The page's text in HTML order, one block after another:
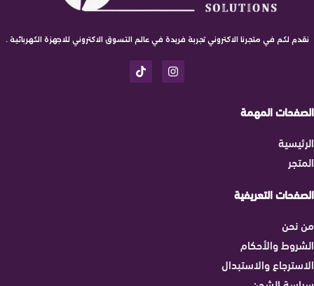
نقدم لكم في متجرنا الاكتروني تجربة فريدة في عالم التسوق الاكتروني للاجهزة الكهربائية .
الصفحات المهمة
الرئيسية
المتجر
الصفحات التعريفية
من نحن
الشروط والأحكام
الاسترجاع والاستبدال